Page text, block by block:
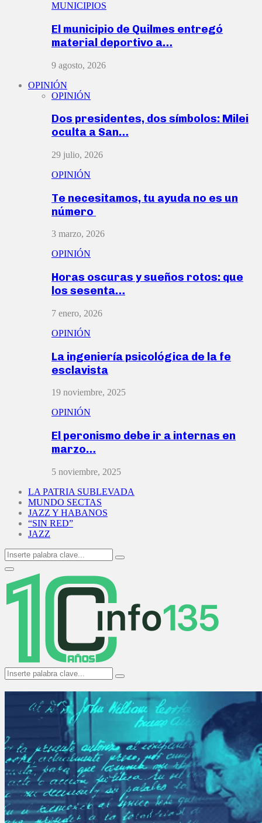
MUNICIPIOS
El municipio de Quilmes entregó
material deportivo a…
9 agosto, 2026
OPINIÓN
OPINIÓN
Dos presidentes, dos símbolos: Milei
oculta a San…
29 julio, 2026
OPINIÓN
Te necesitamos, tu ayuda no es un
número
3 marzo, 2026
OPINIÓN
Horas oscuras y sueños rotos: que
los sesenta…
7 enero, 2026
OPINIÓN
La ingeniería psicológica de la fe
esclavista
19 noviembre, 2025
OPINIÓN
El peronismo debe ir a internas en
marzo…
5 noviembre, 2025
LA PATRIA SUBLEVADA
MUNDO SECTAS
JAZZ Y HABANOS
“SIN RED”
JAZZ
Search
for:
Search
Primary
Menu
Search
for:
Search